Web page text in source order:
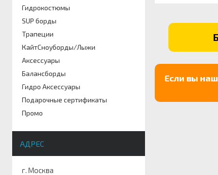
Гидрокостюмы
SUP борды
Трапеции
КайтСноуборды/Лыжи
Аксессуары
Балансборды
Гидро Аксессуары
Подарочные сертификаты
Промо
АДРЕС
г. Москва
Если вы